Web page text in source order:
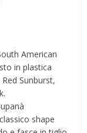
American
in plastica
Sunburst,
shape